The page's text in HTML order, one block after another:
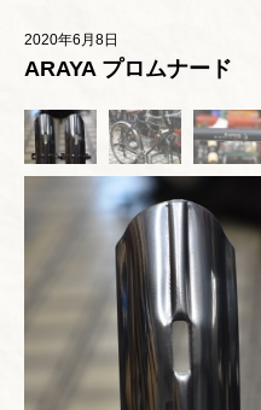
2020年6月8日
ARAYA プロムナード